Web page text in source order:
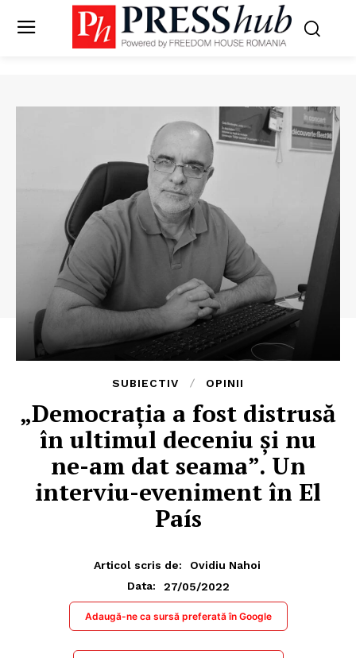
SUBIECTIV OPINII
„Democrația a fost distrusă
în ultimul deceniu și nu
ne-am dat seama”. Un
interviu-eveniment în El
País
Articol scris de:
Ovidiu Nahoi
Data:
27/05/2022
Adaugă-ne ca sursă preferată în Google